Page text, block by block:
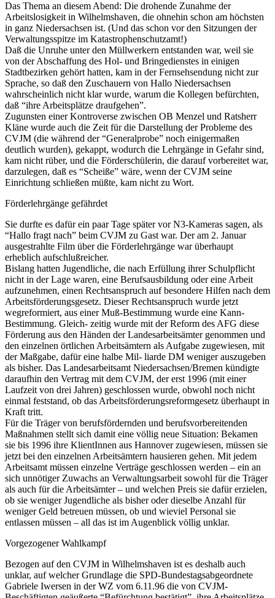
Das Thema an diesem Abend: Die drohende Zunahme der
Arbeitslosigkeit in Wilhelmshaven, die ohnehin schon am höchsten
in ganz Niedersachsen ist. (Und das schon vor den Sitzungen der
Verwaltungsspitze im Katastrophenschutzamt!)
Daß die Unruhe unter den Müllwerkern entstanden war, weil sie
von der Abschaffung des Hol- und Bringedienstes in einigen
Stadtbezirken gehört hatten, kam in der Fernsehsendung nicht zur
Sprache, so daß den Zuschauern von Hallo Niedersachsen
wahrscheinlich nicht klar wurde, warum die Kollegen befürchten,
daß “ihre Arbeitsplätze draufgehen”.
Zugunsten einer Kontroverse zwischen OB Menzel und Ratsherr
Kläne wurde auch die Zeit für die Darstellung der Probleme des
CVJM (die während der “Generalprobe” noch einigermaßen
deutlich wurden), gekappt, wodurch die Lehrgänge in Gefahr sind,
kam nicht rüber, und die Förderschülerin, die darauf vorbereitet war,
darzulegen, daß es “Scheiße” wäre, wenn der CVJM seine
Einrichtung schließen müßte, kam nicht zu Wort.
Förderlehrgänge gefährdet
Sie durfte es dafür ein paar Tage später vor N3-Kameras sagen, als
“Hallo fragt nach” beim CVJM zu Gast war. Der am 2. Januar
ausgestrahlte Film über die Förderlehrgänge war überhaupt
erheblich aufschlußreicher.
Bislang hatten Jugendliche, die nach Erfüllung ihrer Schulpflicht
nicht in der Lage waren, eine Berufsausbildung oder eine Arbeit
aufzunehmen, einen Rechtsanspruch auf besondere Hilfen nach dem
Arbeitsförderungsgesetz. Dieser Rechtsanspruch wurde jetzt
wegreformiert, aus einer Muß-Bestimmung wurde eine Kann-
Bestimmung. Gleich- zeitig wurde mit der Reform des AFG diese
Förderung aus den Händen der Landesarbeitsämter genommen und
den einzelnen örtlichen Arbeitsämtern als Aufgabe zugewiesen, mit
der Maßgabe, dafür eine halbe Mil- liarde DM weniger auszugeben
als bisher. Das Landesarbeitsamt Niedersachsen/Bremen kündigte
daraufhin den Vertrag mit dem CVJM, der erst 1996 (mit einer
Laufzeit von drei Jahren) geschlossen wurde, obwohl noch nicht
einmal feststand, ob das Arbeitsförderungsreformgesetz überhaupt in
Kraft tritt.
Für die Träger von berufsfördernden und berufsvorbereitenden
Maßnahmen stellt sich damit eine völlig neue Situation: Bekamen
sie bis 1996 ihre KlientInnen aus Hannover zugewiesen, müssen sie
jetzt bei den einzelnen Arbeitsämtern hausieren gehen. Mit jedem
Arbeitsamt müssen einzelne Verträge geschlossen werden – ein an
sich unnötiger Zuwachs an Verwaltungsarbeit sowohl für die Träger
als auch für die Arbeitsämter – und welchen Preis sie dafür erzielen,
ob sie weniger Jugendliche als bisher oder dieselbe Anzahl für
weniger Geld betreuen müssen, ob und wieviel Personal sie
entlassen müssen – all das ist im Augenblick völlig unklar.
Vorgezogener Wahlkampf
Bezogen auf den CVJM in Wilhelmshaven ist es deshalb auch
unklar, auf welcher Grundlage die SPD-Bundestagsabgeordnete
Gabriele Iwersen in der WZ vom 6.11.96 die von CVJM-